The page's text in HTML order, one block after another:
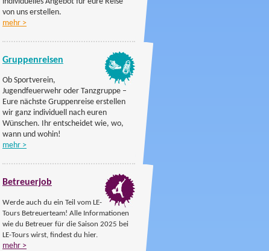
von uns erstellen.
mehr >
Gruppenreisen
Gruppenreisen
Ob Sportverein,
Jugendfeuerwehr oder Tanzgruppe –
Eure nächste Gruppenreise erstellen
wir ganz individuell nach euren
Wünschen. Ihr entscheidet wie, wo,
wann und wohin!
mehr >
Betreuerjob
Betreuerjob
Werde auch du ein Teil vom LE-
Tours Betreuerteam! Alle Informationen
wie du Betreuer für die Saison 2025 bei
LE-Tours wirst, findest du hier.
mehr >